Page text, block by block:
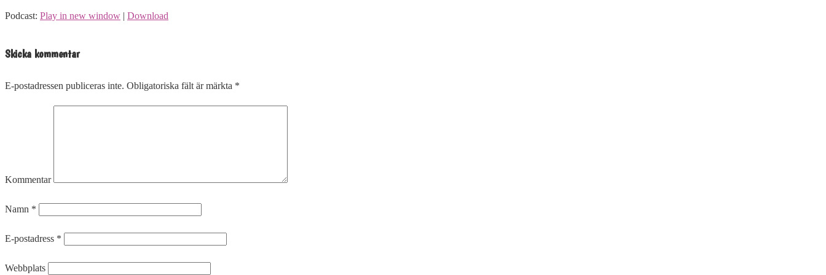
Podcast: Play in new window | Download
Skicka kommentar
E-postadressen publiceras inte. Obligatoriska fält är märkta *
Kommentar
Namn *
E-postadress *
Webbplats